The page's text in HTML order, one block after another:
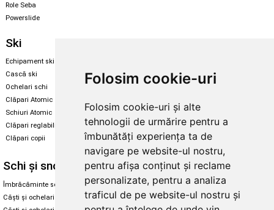
Folosim cookie-uri
Folosim cookie-uri și alte
tehnologii de urmărire pentru a
îmbunătăți experiența ta de
navigare pe website-ul nostru,
pentru afișa conținut și reclame
personalizate, pentru a analiza
traficul de pe website-ul nostru și
Role Seba
Powerslide
Ski
Echipament ski
Cască ski
Ochelari schi
Clăpari Atomic
Schiuri Atomic
Clăpari reglabili
Clăpari copii
Echipament snowboard
Skate & longboard
Santa Cruz
Enuff Skateboards
Schi și snowboard
Îmbrăcăminte schi și snowboard
Căști și ochelari de iarnă
Diverse
Cum aleg rolele
Cum aleg ochelarii